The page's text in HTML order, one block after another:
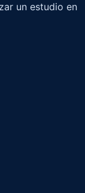
un estudio en